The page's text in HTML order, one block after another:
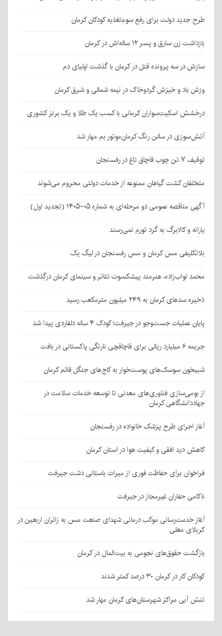
طرح جدید دولت برای رفع سوءتغذیه کودکان کرمان
بازداشت زن سارق و پسر ۱۲ ساله‌اش در کرمان
سازش در سه پرونده قتل در کرمان با گذشت اولیای دم
وزش باد و خیزش گردوخاک در نیمه شمالی و شرق کرمان
درخشش اسکیت‌سواران کرمانی با کسب یک طلا و یک برنز کشوری
آتش‌سوزی در سالن رنگ کرمان‌موتور بم مهار شد
توقیف ۷ تن چوب قاچاق تاغ در رفسنجان
متخلفان کشت گیاهان ممنوعه از خدمات دولتی محروم می‌شوند
آگهی مناقصه عمومی دو مرحله‌ای به شماره ۰۵-۱۴۰۵ (تجدید اول)
یارانه و کالابرگ به گرد تورم نمی‌رسند
بلاتکلیفی مس کرمان و مس رفسنجان در لیگ یک
محمد نواب‌زاده، هنرمند پیشکسوت تئاتر و سینمای کرمان درگذشت
ذخیره سدهای کرمان به ۲۴۹ میلیون مترمکعب رسید
پایان عملیات جست‌وجو در جیرفت؛ کودک ۴ ساله دلفاردی پیدا شد
جریمه ۶ میلیارد ریالی برای قاچاقچی نارنگی پاکستانی در بافت
شبیخون سوسک‌های پوست‌خوار به کاج‌های جنگل قائم کرمان
از بومی‌سازی فناوری‌های معدنی تا توسعه خدمات سلامت در
جهاددانشگاهی کرمان
آغاز اجرای طرح پزشک خانواده در رفسنجان
کاهش دید افقی و کیفیت هوا در استان کرمان
فراخوان برای حفاظت فوری از میراث باستانی دشت جیرفت
ناکامی حفاران غیرمجاز در جیرفت
آغاز خدمت‌رسانی موکب درمانی شهدای صنعت مس به زائران اربعین در
کربلای معلی
بازگشت حقوق‌های نجومی به بیت‌المال در کرمان
کودکان کار در کرمان ۳۰ درصد کمتر شدند
تنش آبی مراکز شهرستان‌های کرمان مهار شد